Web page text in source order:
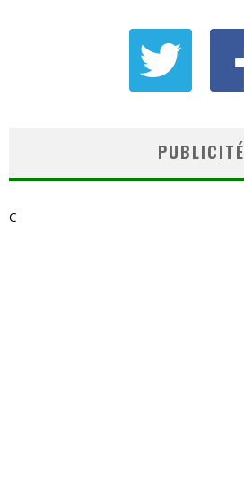
PUBLICITÉ
C